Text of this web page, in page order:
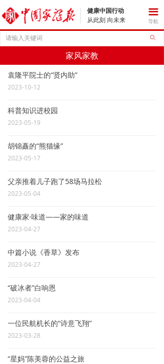
ꄙ
健康中国行动
从此刻 向未来
끀
导航
袁隆平院士的“贤内助”
2023-10-12
科普知识进校园
2023-05-19
胡锦矗的“熊猫缘”
2023-05-17
父亲推着儿子跑了58场马拉松
2023-05-04
健康家·味道——家的味道
2023-04-27
中篇小说《香草》发布
2023-04-27
“破冰者”白响恩
2023-04-04
一位民航机长的“诗意飞翔”
2023-03-28
“星妈”陈美蓉的公益之旅
家风家教